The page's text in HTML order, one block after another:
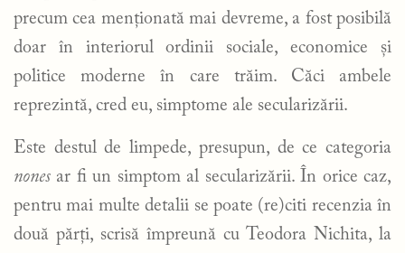
precum cea menționată mai devreme, a fost posibilă
doar în interiorul ordinii sociale, economice și
politice moderne în care trăim. Căci ambele
reprezintă, cred eu, simptome ale secularizării.
Este destul de limpede, presupun, de ce categoria
nones ar fi un simptom al secularizării. În orice caz,
pentru mai multe detalii se poate (re)citi recenzia în
două părți, scrisă împreună cu Teodora Nichita, la